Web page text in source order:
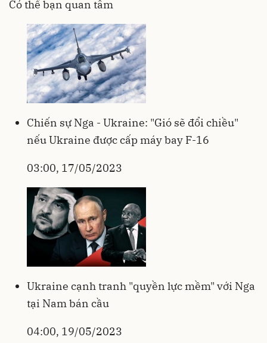
Có thể bạn quan tâm
Chiến sự Nga - Ukraine: "Gió sẽ đổi chiều"
nếu Ukraine được cấp máy bay F-16
03:00, 17/05/2023
Ukraine cạnh tranh "quyền lực mềm" với Nga
tại Nam bán cầu
04:00, 19/05/2023